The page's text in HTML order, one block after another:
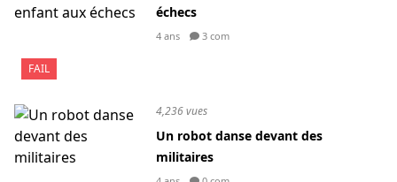
FAIL
échecs
4 ans 3 com
4,236 vues
Un robot danse devant des
militaires